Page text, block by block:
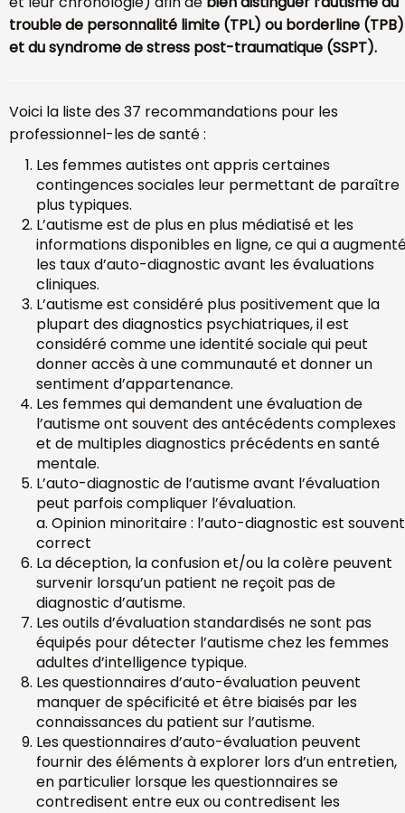
trouble de personnalité limite (TPL) ou borderline (TPB)
et du syndrome de stress post-traumatique (SSPT).
Voici la liste des 37 recommandations pour les
professionnel-les de santé :
Les femmes autistes ont appris certaines
contingences sociales leur permettant de paraître
plus typiques.
L’autisme est de plus en plus médiatisé et les
informations disponibles en ligne, ce qui a
les taux d’auto-diagnostic avant les évaluations
cliniques.
L’autisme est considéré plus positivement que la
plupart des diagnostics psychiatriques, il est
considéré comme une identité sociale qui peut
donner accès à une communauté et donner un
sentiment d’appartenance.
Les femmes qui demandent une évaluation de
l’autisme ont souvent des antécédents complexes
et de multiples diagnostics précédents en santé
mentale.
L’auto-diagnostic de l’autisme avant l’évaluation
peut parfois compliquer l’évaluation.
a. Opinion minoritaire : l’auto-diagnostic est souvent
correct
La déception, la confusion et/ou la colère peuvent
survenir lorsqu’un patient ne reçoit pas de
diagnostic d’autisme.
Les outils d’évaluation standardisés ne sont pas
équipés pour détecter l’autisme chez les femmes
adultes d’intelligence typique.
Les questionnaires d’auto-évaluation peuvent
manquer de spécificité et être biaisés par les
connaissances du patient sur l’autisme.
Les questionnaires d’auto-évaluation peuvent
fournir des éléments à explorer lors d’un entretien,
en particulier lorsque les questionnaires se
contredisent entre eux ou contredisent les